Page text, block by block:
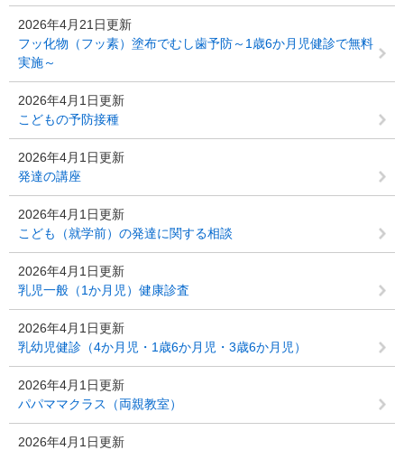
2026年4月21日更新
フッ化物（フッ素）塗布でむし歯予防～1歳6か月児健診で無料
実施～
2026年4月1日更新
こどもの予防接種
2026年4月1日更新
発達の講座
2026年4月1日更新
こども（就学前）の発達に関する相談
2026年4月1日更新
乳児一般（1か月児）健康診査
2026年4月1日更新
乳幼児健診（4か月児・1歳6か月児・3歳6か月児）
2026年4月1日更新
パパママクラス（両親教室）
2026年4月1日更新